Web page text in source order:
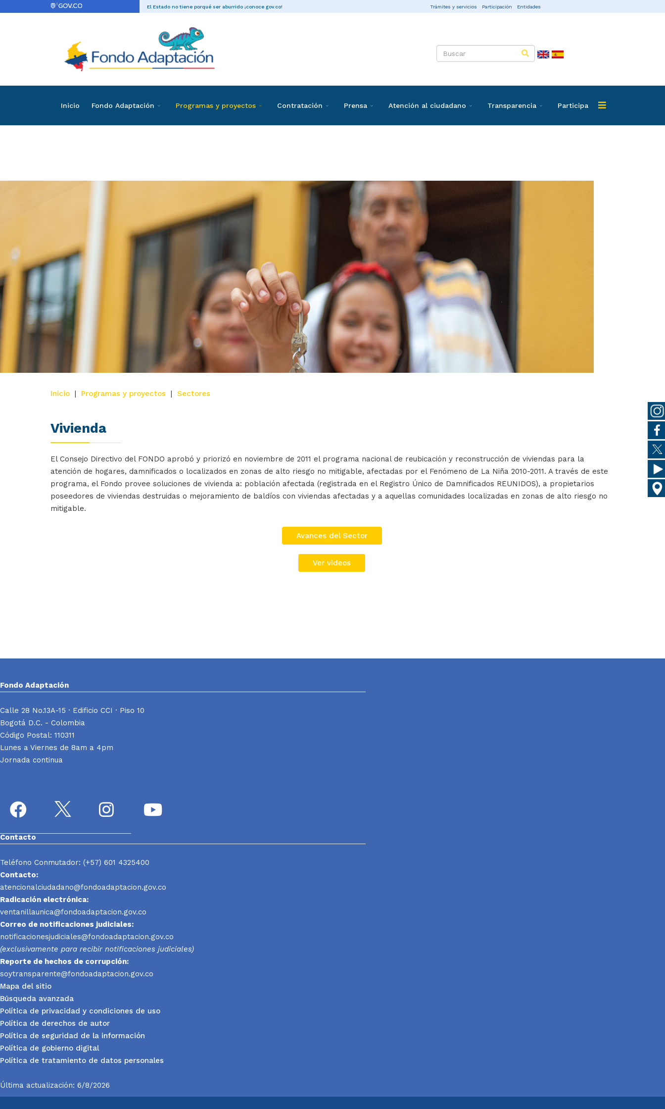
El Estado no tiene porqué ser aburrido ¡conoce gov.co! Trámites y servicios Participación Entidades
Inicio Fondo Adaptación Programas y proyectos Contratación Prensa Atención al ciudadano Transparencia Participa
Vivienda
Inicio | Programas y proyectos | Sectores
Vivienda
El Consejo Directivo del FONDO aprobó y priorizó en noviembre de 2011 el programa nacional de reubicación y reconstrucción de viviendas para la
atención de hogares, damnificados o localizados en zonas de alto riesgo no mitigable, afectadas por el Fenómeno de La Niña 2010-2011. A través de este
programa, el Fondo provee soluciones de vivienda a: población afectada (registrada en el Registro Único de Damnificados REUNIDOS), a propietarios
poseedores de viviendas destruidas o mejoramiento de baldíos con viviendas afectadas y a aquellas comunidades localizadas en zonas de alto riesgo no
mitigable.
Avances del Sector
Ver videos
Fondo Adaptación
Calle 28 No.13A-15 · Edificio CCI · Piso 10
Bogotá D.C. - Colombia
Código Postal: 110311
Lunes a Viernes de 8am a 4pm
Jornada continua
Contacto
Teléfono Conmutador: (+57) 601 4325400
Contacto:
atencionalciudadano@fondoadaptacion.gov.co
Radicación electrónica:
ventanillaunica@fondoadaptacion.gov.co
Correo de notificaciones judiciales:
notificacionesjudiciales@fondoadaptacion.gov.co
(exclusivamente para recibir notificaciones judiciales)
Reporte de hechos de corrupción:
soytransparente@fondoadaptacion.gov.co
Mapa del sitio
Búsqueda avanzada
Política de privacidad y condiciones de uso
Política de derechos de autor
Política de seguridad de la información
Política de gobierno digital
Política de tratamiento de datos personales
Última actualización: 6/8/2026